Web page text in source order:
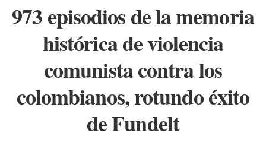
973 episodios de la memoria
histórica de violencia
comunista contra los
colombianos, rotundo éxito
de Fundelt